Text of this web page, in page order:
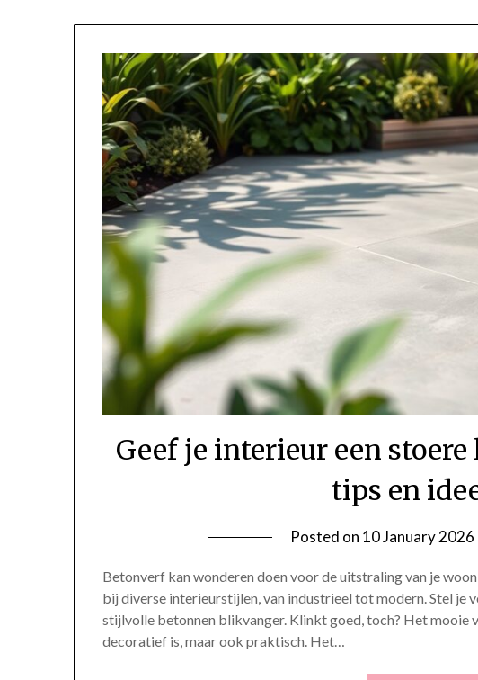
Geef je interieur een
tips en
Posted on 10 January 2026
Betonverf kan wonderen doen voor de uitstraling van je
bij diverse interieurstijlen, van industrieel tot modern. Stel je
stijlvolle betonnen blikvanger. Klinkt goed, toch? Het mooie
decoratief is, maar ook praktisch. Het…